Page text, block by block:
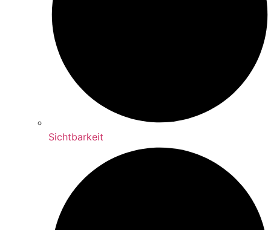
Sichtbarkeit